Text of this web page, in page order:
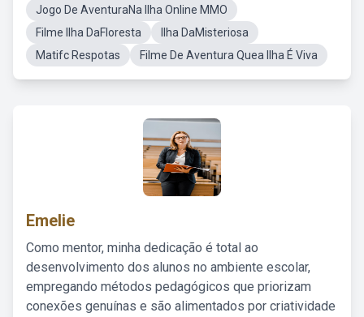
Jogo De AventuraNa Ilha Online MMO
Filme Ilha DaFloresta
Ilha DaMisteriosa
Matifc Respotas
Filme De Aventura Quea Ilha É Viva
Emelie
Como mentor, minha dedicação é total ao
desenvolvimento dos alunos no ambiente escolar,
empregando métodos pedagógicos que priorizam
conexões genuínas e são alimentados por criatividade